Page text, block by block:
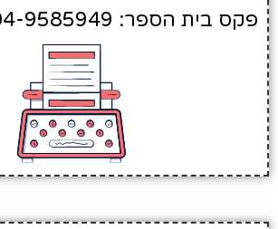
פקס בית הספר: 04-9585949